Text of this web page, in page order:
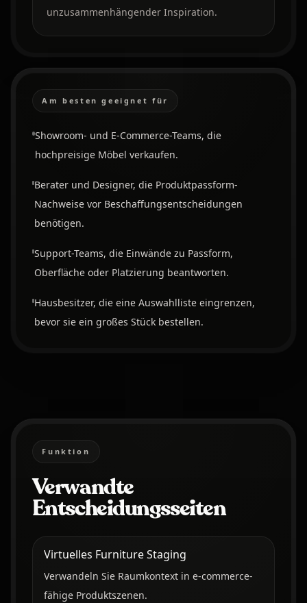
unzusammenhängender Inspiration.
Am besten geeignet für
Showroom- und E-Commerce-Teams, die
hochpreisige Möbel verkaufen.
Berater und Designer, die Produktpassform-
Nachweise vor Beschaffungsentscheidungen
benötigen.
Support-Teams, die Einwände zu Passform,
Oberfläche oder Platzierung beantworten.
Hausbesitzer, die eine Auswahlliste eingrenzen,
bevor sie ein großes Stück bestellen.
Funktion
Verwandte
Entscheidungsseiten
Virtuelles Furniture Staging
Verwandeln Sie Raumkontext in e-commerce-
fähige Produktszenen.